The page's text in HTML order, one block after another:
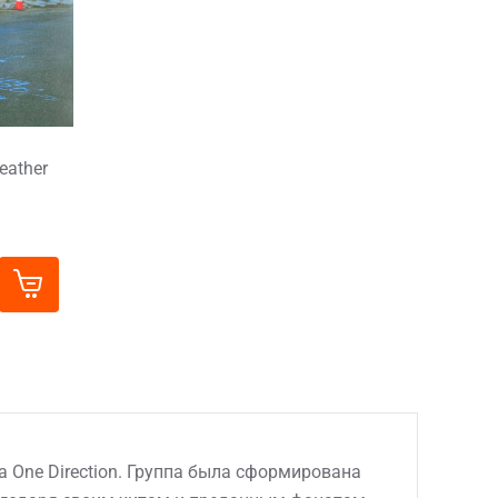
One Direction. Группа была сформирована